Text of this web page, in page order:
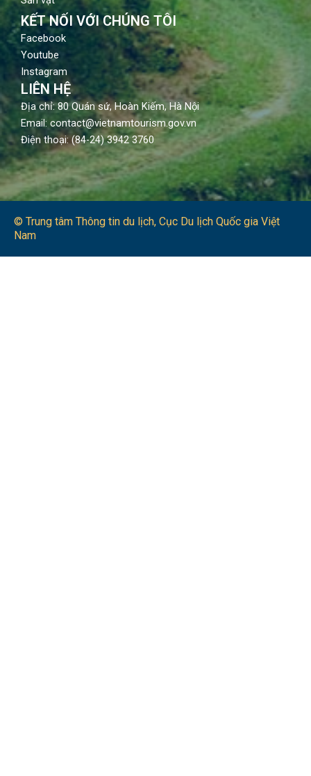
KẾT NỐI VỚI CHÚNG TÔI
Facebook
Youtube
Instagram
LIÊN HỆ
Địa chỉ: 80 Quán sứ, Hoàn Kiếm, Hà Nội
Email: contact@vietnamtourism.gov.vn
Điện thoại: (84-24) 3942 3760
© Trung tâm Thông tin du lịch​, Cục Du lịch Quốc gia Việt
Nam